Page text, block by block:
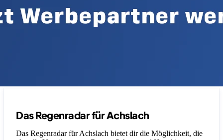
Das Regenradar für Achslach
Das Regenradar für Achslach bietet dir die Möglichkeit, die